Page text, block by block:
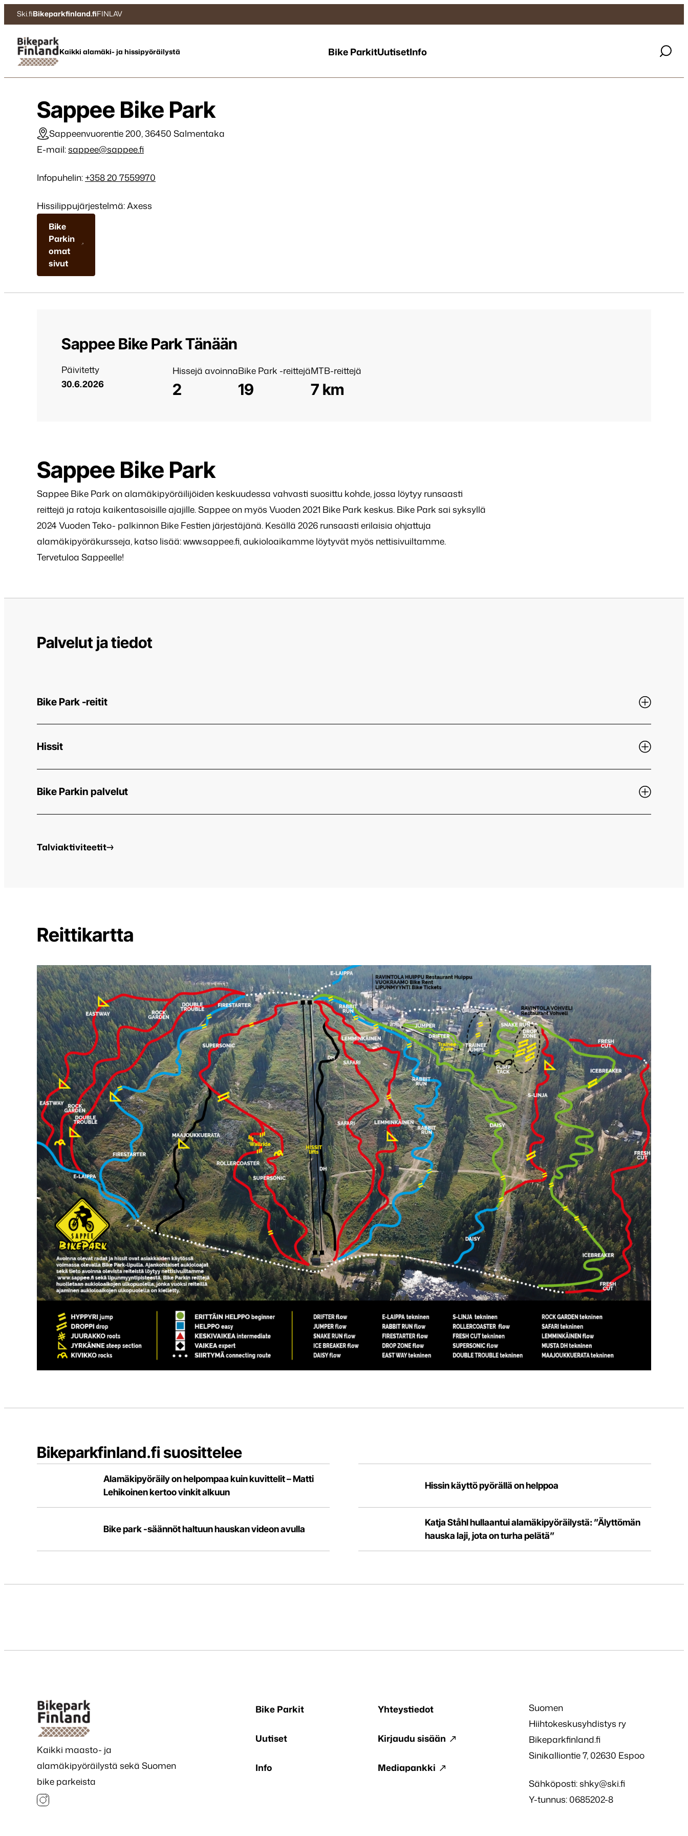
Siirry
sisältöön
Ski.fiBikeparkfinland.fiFINLAV
Bikepark Finland Kaikki alamäki- ja hissipyöräilystä Bike ParkitUutisetInfo
Sappee Bike Park
Sappeenvuorentie 200, 36450 Salmentaka
E-mail:sappee@sappee.fi
Infopuhelin: +358 20 7559970
Hissilippujärjestelmä: Axess
Bike
Parkin
omat
sivut
Sappee Bike Park Tänään
Päivitetty
30.6.2026
Hissejä avoinna
2
Bike Park -reittejä
19
MTB-reittejä
7 km
Sappee Bike Park
Sappee Bike Park on alamäkipyöräilijöiden keskuudessa vahvasti suosittu kohde, jossa löytyy runsaasti
reittejä ja ratoja kaikentasoisille ajajille. Sappee on myös Vuoden 2021 Bike Park keskus. Bike Park sai syksyllä
2024 Vuoden Teko- palkinnon Bike Festien järjestäjänä. Kesällä 2026 runsaasti erilaisia ohjattuja
alamäkipyöräkursseja, katso lisää: www.sappee.fi, aukioloaikamme löytyvät myös nettisivuiltamme.
Tervetuloa Sappeelle!
Palvelut ja tiedot
Bike Park -reitit
Hissit
Bike Parkin palvelut
Talviaktiviteetit
Bikepark-
Reittikartta
Bikeparkfinland.fi suosittelee
Alamäkipyöräily on helpompaa kuin kuvittelit – Matti
Lehikoinen kertoo vinkit alkuun
Hissin käyttö pyörällä on helppoa
Bike park -säännöt haltuun hauskan videon avulla
Katja Ståhl hullaantui alamäkipyöräilystä: ”Älyttömän
hauska laji, jota on turha pelätä”
Kaikki maasto- ja
alamäkipyöräilystä sekä Suomen
bike parkeista
Instagram
Bike Parkit Yhteystiedot
Uutiset Kirjaudu sisään
Info Mediapankki
Suomen
Hiihtokeskusyhdistys ry
Bikeparkfinland.fi
Sinikalliontie 7, 02630 Espoo
Sähköposti:shky@ski.fi
Y-tunnus: 0685202-8